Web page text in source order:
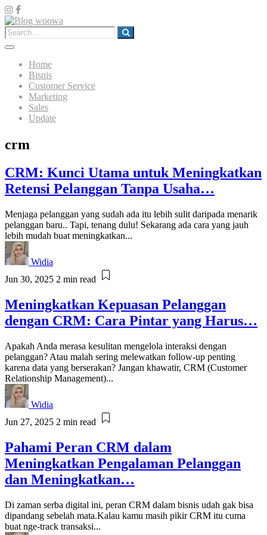
Home
Bisnis
Customer Service
Marketing
Sales
Update
crm
CRM: Kunci Utama untuk Meningkatkan
Retensi Pelanggan Tanpa Usaha…
Menjaga pelanggan yang sudah ada itu lebih sulit daripada menarik
pelanggan baru.. Tapi, tenang dulu! Sekarang ada cara yang jauh
lebih mudah buat meningkatkan...
Widia
Jun 30, 2025 2 min read
Meningkatkan Kepuasan Pelanggan
dengan CRM: Cara Pintar yang Harus…
Apakah Anda merasa kesulitan mengelola interaksi dengan
pelanggan? Atau malah sering melewatkan follow-up penting
karena data yang berserakan? Jangan khawatir, CRM (Customer
Relationship Management)...
Widia
Jun 27, 2025 2 min read
Pahami Peran CRM dalam
Meningkatkan Pengalaman Pelanggan
dan Meningkatkan…
Di zaman serba digital ini, peran CRM dalam bisnis udah gak bisa
dipandang sebelah mata.Kalau kamu masih pikir CRM itu cuma
buat nge-track transaksi...